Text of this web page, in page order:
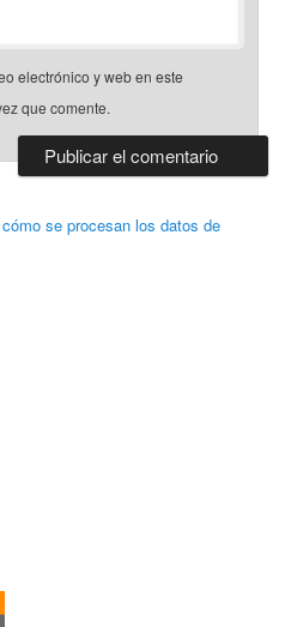
electrónico y web en este
que comente.
se procesan los datos de